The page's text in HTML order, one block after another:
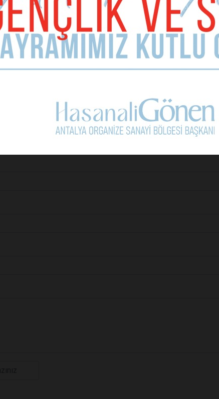
CHP’nin seçim başarısı da buna paralel yükselecektir.